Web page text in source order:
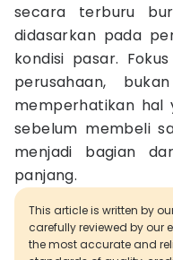
secara terburu
didasarkan pada
kondisi pasar.
perusahaan,
memperhatikan hal
sebelum membeli
menjadi bagian
panjang.
This article is written by
carefully reviewed by our
the most accurate and